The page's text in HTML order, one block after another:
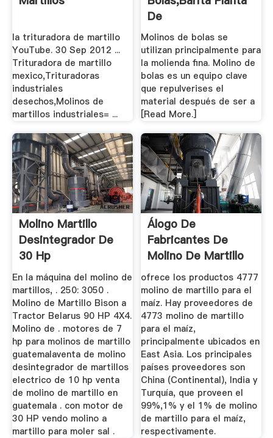
la trituradora de martillo
YouTube. 30 Sep 2012 ...
Trituradora de martillo
mexico,Trituradoras
industriales
desechos,Molinos de
martillos industriales= ...
De
Trituración,barita
Molino ...
Molinos de bolas se
utilizan principalmente para
la molienda fina. Molino de
bolas es un equipo clave
que repulverises el
material después de ser a
[Read More.]
Molino Martillo
Desintegrador De
30 Hp
En la máquina del molino de
martillos, . 250: 3050 .
Molino de Martillo Bison a
Tractor Belarus 90 HP 4X4.
Molino de . motores de 7
hp para molinos de martillo
guatemalaventa de molino
desintegrador de martillos
electrico de 10 hp venta
de molino de martillo en
guatemala . con motor de
30 HP vendo molino a
martillo para moler sal .
Álogo De
Fabricantes De
Molino De Martillo
Para El Maíz ...
ofrece los productos 4777
molino de martillo para el
maíz. Hay proveedores de
4773 molino de martillo
para el maíz,
principalmente ubicados en
East Asia. Los principales
países proveedores son
China (Continental), India y
Turquía, que proveen el
99%,1% y el 1% de molino
de martillo para el maíz,
respectivamente.